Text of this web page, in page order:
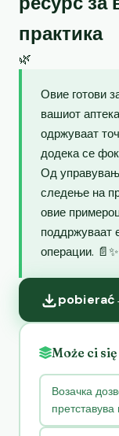
практика
🌿
Овие готови
вашиот
одржуваат
додека се
Од
следење на
овие
поддржуваат
операции. 📄✨
pobierać
Może ci
Возачка